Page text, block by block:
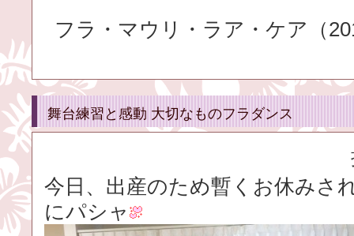
フラ・マウリ・ラア・ケア（
舞台練習と感動 大切なものフラダンス
今日、出産のため暫くお休みさ
にパシャ